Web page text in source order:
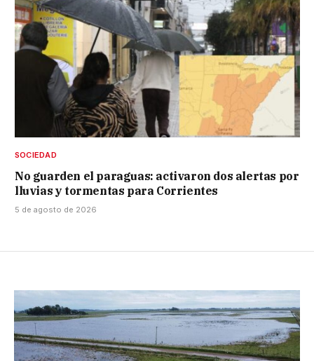
SOCIEDAD
No guarden el paraguas: activaron dos alertas por
lluvias y tormentas para Corrientes
5 de agosto de 2026